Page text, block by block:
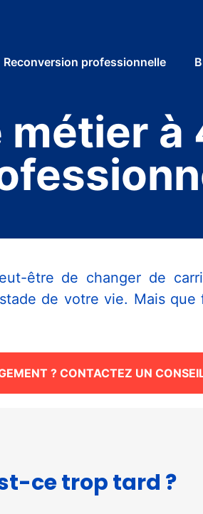
Reconversion professionnelle
à
être de changer de
de votre vie. Mais
? CONTACTEZ UN
ce trop tard ?